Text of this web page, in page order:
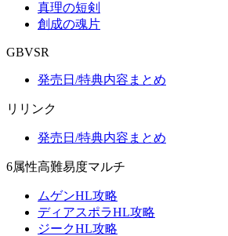
真理の短剣
創成の魂片
GBVSR
発売日/特典内容まとめ
リリンク
発売日/特典内容まとめ
6属性高難易度マルチ
ムゲンHL攻略
ディアスポラHL攻略
ジークHL攻略